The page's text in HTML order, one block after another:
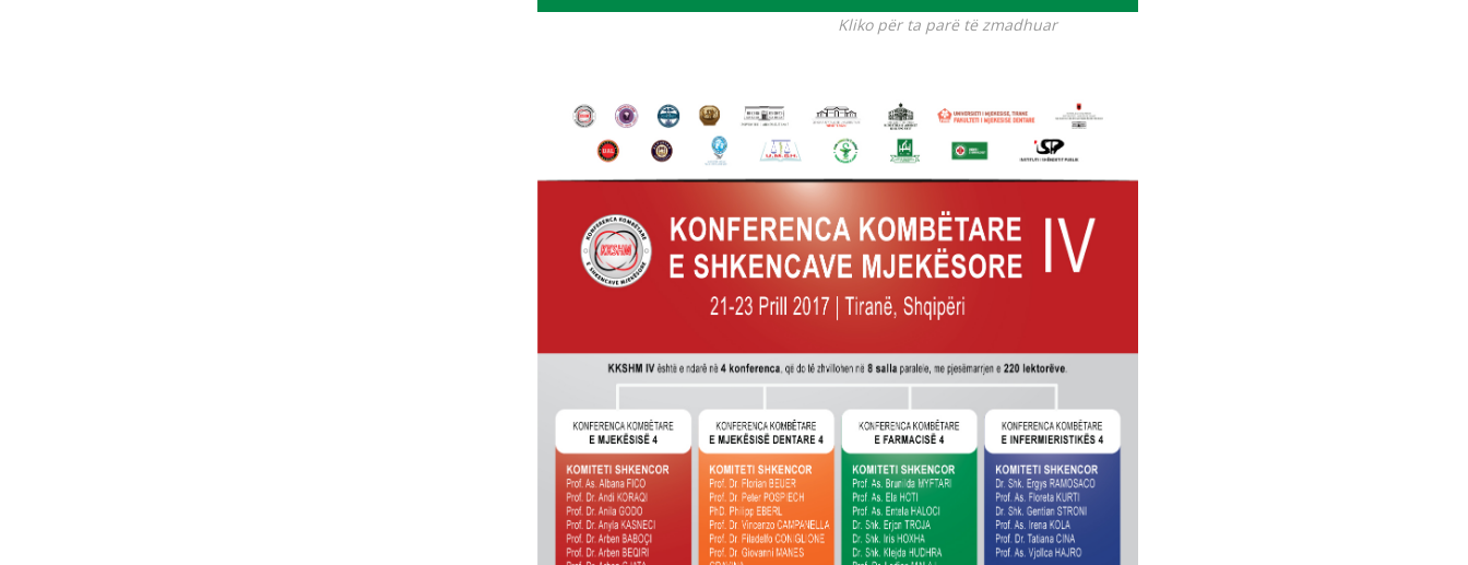
Kliko për ta parë të zmadhuar